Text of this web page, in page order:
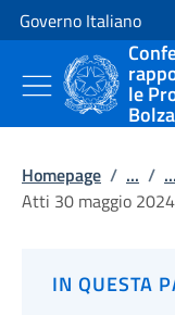
Vai al contenuto
Vai alla navigazione del
Governo Italiano
le
Homepage / ... / ...
Atti 30 maggio 2024
IN QUESTA